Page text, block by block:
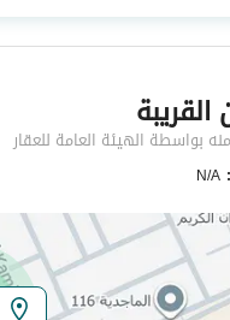
بواسطة الهيئة العامة للعقار
N/A